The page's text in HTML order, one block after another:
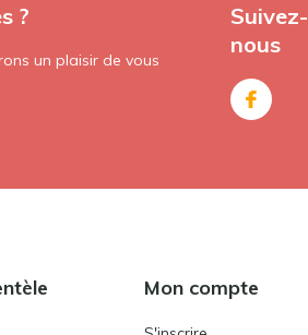
?
un plaisir de vous
Suivez-
nous
Mon compte